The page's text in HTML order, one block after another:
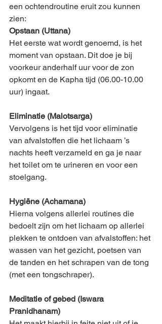
een ochtendroutine eruit zou kunnen
zien:
Opstaan (Uttana)
Het eerste wat wordt genoemd, is het
moment van opstaan. Dit doe je bij
voorkeur anderhalf uur voor de zon
opkomt en de Kapha tijd (06.00-10.00
uur) ingaat.
Eliminatie (Malotsarga)
Vervolgens is het tijd voor eliminatie
van afvalstoffen die het lichaam ’s
nachts heeft verzameld en ga je naar
het toilet om te urineren en voor een
stoelgang.
Hygiëne (Achamana)
Hierna volgens allerlei routines die
bedoelt zijn om het lichaam op allerlei
plekken te ontdoen van afvalstoffen: het
wassen van het gezicht, poetsen van
de tanden en het schrapen van de tong
(met een tongschraper).
Meditatie of gebed (Iswara
Pranidhanam)